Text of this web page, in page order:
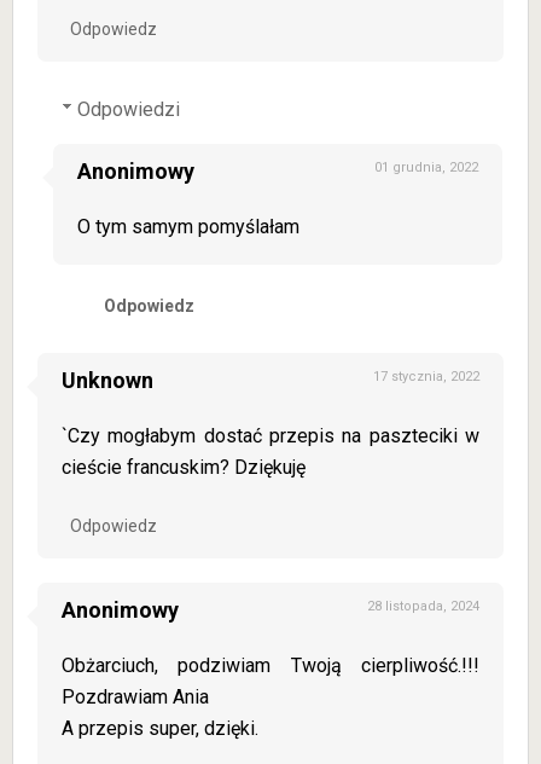
Odpowiedz
Odpowiedzi
Anonimowy 01 grudnia, 2022
O tym samym pomyślałam
Odpowiedz
Unknown 17 stycznia, 2022
`Czy mogłabym dostać przepis na paszteciki w
cieście francuskim? Dziękuję
Odpowiedz
Anonimowy 28 listopada, 2024
Obżarciuch, podziwiam Twoją cierpliwość.!!!
Pozdrawiam Ania
A przepis super, dzięki.